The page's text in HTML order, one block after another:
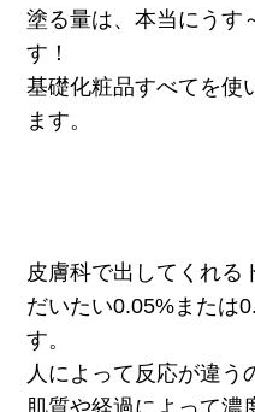
塗る量は、本当にうす
す！
基礎化粧品すべてを使
ます。
皮膚科で出してくれる
だいたい0.05%または
す。
人によって反応が違う